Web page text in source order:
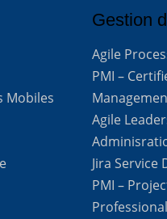
Mobiles
Gestion
Agile
PMI –
Agile
Jira Service
PMI –